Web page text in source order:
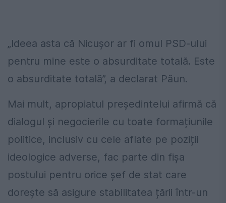
„Ideea asta că Nicușor ar fi omul PSD-ului
pentru mine este o absurditate totală. Este
o absurditate totală”, a declarat Păun.
Mai mult, apropiatul președintelui afirmă că
dialogul și negocierile cu toate formațiunile
politice, inclusiv cu cele aflate pe poziții
ideologice adverse, fac parte din fișa
postului pentru orice șef de stat care
dorește să asigure stabilitatea țării într-un